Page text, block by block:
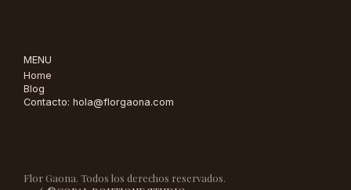
MENU
Home
Blog
Contacto: hola@florgaona.com
Flor Gaona. Todos los derechos reservados.